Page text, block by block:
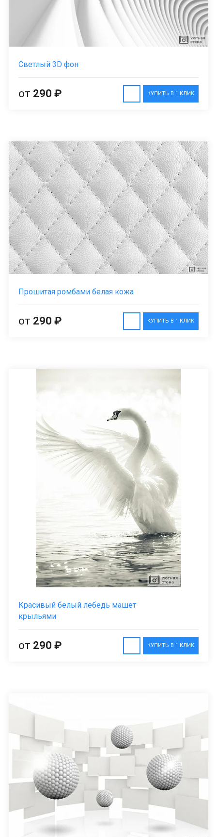
Светлый 3D фон
КУПИТЬ В 1 КЛИК
от 290 ₽
Прошитая ромбами белая кожа
КУПИТЬ В 1 КЛИК
от 290 ₽
Красивый белый лебедь машет
крыльями
КУПИТЬ В 1 КЛИК
от 290 ₽